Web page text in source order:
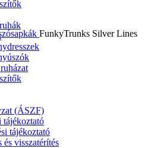
(ÁSZF)
tájékoztató
tájékoztató
és visszatérítés
FunkyTrunks Silver Lines